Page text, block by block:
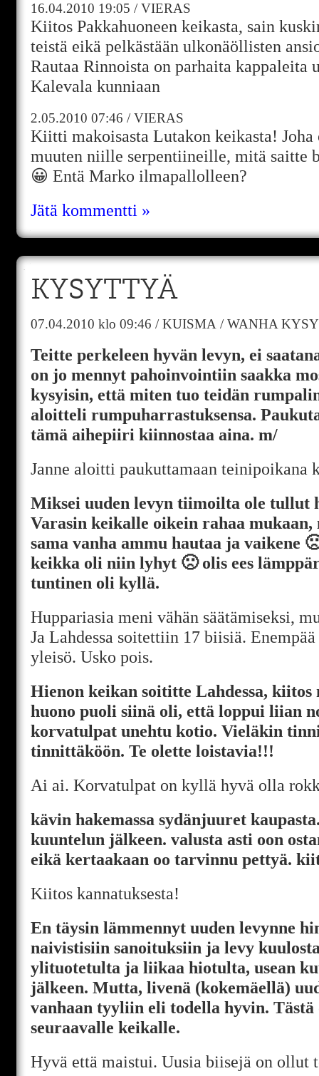
16.04.2010 19:05 /VIERAS
Kiitos Pakkahuoneen keikasta, sain
teistä eikä pelkästään ulkonäöllisten
Rautaa Rinnoista on parhaita kappaleita
Kalevala kunniaan
2.05.2010 07:46 /VIERAS
Kiitti makoisasta Lutakon keikasta!
muuten niille serpentiineille, mitä saitte
😀 Entä Marko ilmapallolleen?
Jätä kommentti »
KYSYTTYÄ
07.04.2010 klo 09:46 /KUISMA /WANHA
Teitte perkeleen hyvän levyn, ei
on jo mennyt pahoinvointiin saakka
kysyisin, että miten tuo teidän
aloitteli rumpuharrastuksensa.
tämä aihepiiri kiinnostaa aina. m/
Janne aloitti paukuttamaan teinipoikana
Miksei uuden levyn tiimoilta ole tullut
Varasin keikalle oikein rahaa
sama vanha ammu hautaa ja vaikene
keikka oli niin lyhyt 🙁 olis ees
tuntinen oli kyllä.
Huppariasia meni vähän säätämiseksi,
Ja Lahdessa soitettiin 17 biisiä.
yleisö. Usko pois.
Hienon keikan soititte Lahdessa,
huono puoli siinä oli, että loppui liian
korvatulpat unehtu kotio. Vieläkin
tinnittäköön. Te olette loistavia!!!
Ai ai. Korvatulpat on kyllä hyvä olla
kävin hakemassa sydänjuuret
kuuntelun jälkeen. valusta asti oon
eikä kertaakaan oo tarvinnu pettyä.
Kiitos kannatuksesta!
En täysin lämmennyt uuden levynne
naivistisiin sanoituksiin ja levy
ylituotetulta ja liikaa hiotulta, usean
jälkeen. Mutta, livenä (kokemäellä)
vanhaan tyyliin eli todella hyvin. Tästä
seuraavalle keikalle.
Hyvä että maistui. Uusia biisejä on ollut